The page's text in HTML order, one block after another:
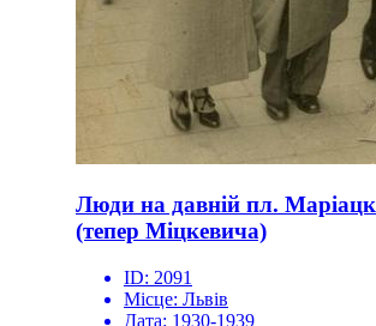
Люди на давній пл.
(тепер Міцкевича)
ID: 2091
Місце: Львів
Дата: 1930-1939